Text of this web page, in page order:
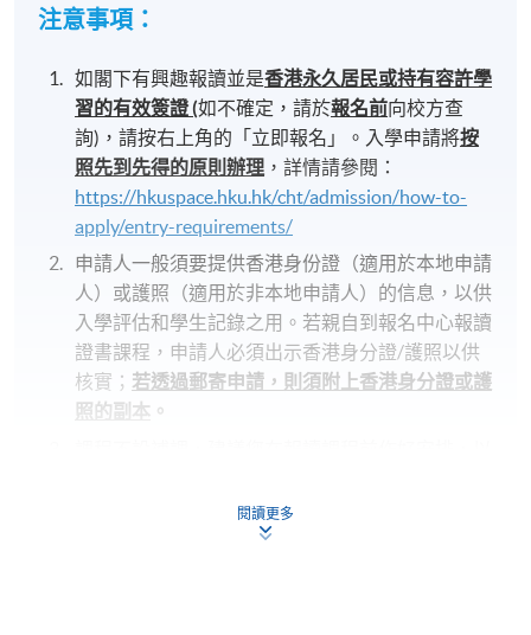
注意事項：
如閣下有興趣報讀並是香港永久居民或持有容許學
習的有效簽證(如不確定，請於報名前向校方查
詢)，請按右上角的「立即報名」。入學申請將按
照先到先得的原則辦理 ，詳情請參閱：
https://hkuspace.hku.hk/cht/admission/how-to-
apply/entry-requirements/
申請人一般須要提供香港身份證（適用於本地申請
人）或護照（適用於非本地申請人）的信息，以供
入學評估和學生記錄之用。若親自到報名中心報讀
證書課程，申請人必須出示香港身分證/護照以供
核實； 若透過郵寄申請，則須附上香港身分證或護
照的副本 。
院將安排退款；但在其他情況下，則
員也不能轉至其他班別或課程
閱讀更多